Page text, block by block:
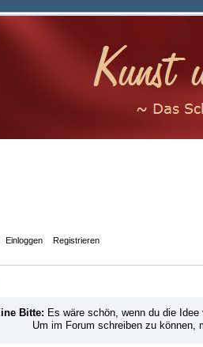
Einloggen Registrieren
Bitte: Es wäre schön, wenn du die
Um im Forum schreiben zu können,